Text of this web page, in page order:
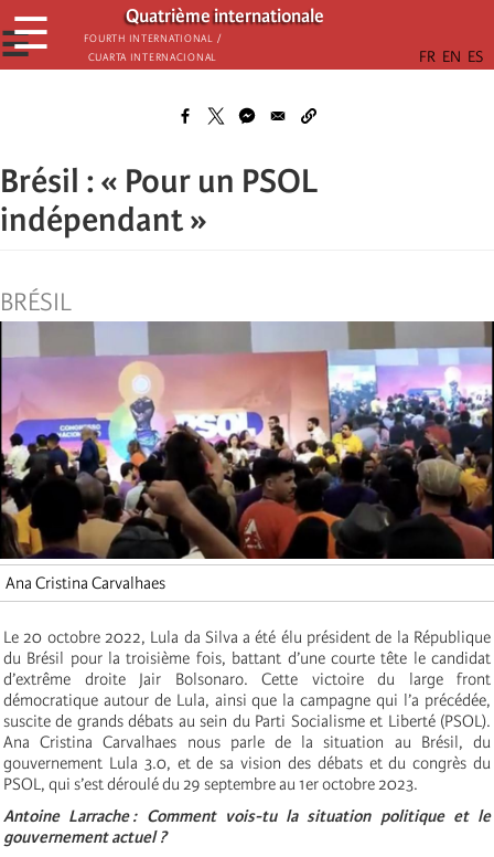
Aller
au
contenu
Quatrième internationale
Fourth International /
Cuarta Internacional
☰
☰
Brésil : « Pour un PSOL
indépendant »
BRÉSIL
Ana Cristina Carvalhaes
Le 20 octobre 2022, Lula da Silva a été élu président de la République
du Brésil pour la troisième fois, battant d’une courte tête le candidat
d’extrême droite Jair Bolsonaro. Cette victoire du large front
démocratique autour de Lula, ainsi que la campagne qui l’a précédée,
suscite de grands débats au sein du Parti Socialisme et Liberté (PSOL).
Ana Cristina Carvalhaes nous parle de la situation au Brésil, du
gouvernement Lula 3.0, et de sa vision des débats et du congrès du
PSOL, qui s’est déroulé du 29 septembre au 1er octobre 2023.
Antoine Larrache : Comment vois-tu la situation politique et le
gouvernement actuel ?